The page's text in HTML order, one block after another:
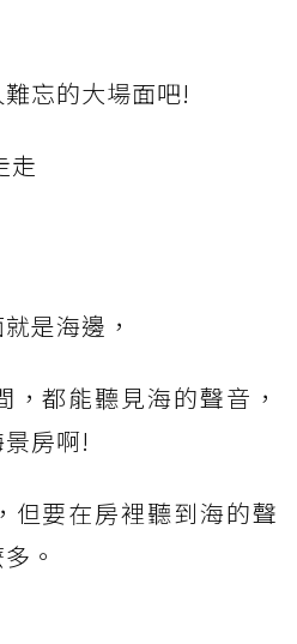
忘的大場面吧!
走
是海邊，
都能聽見海的聲音，
房啊!
但要在房裡聽到海的聲
。